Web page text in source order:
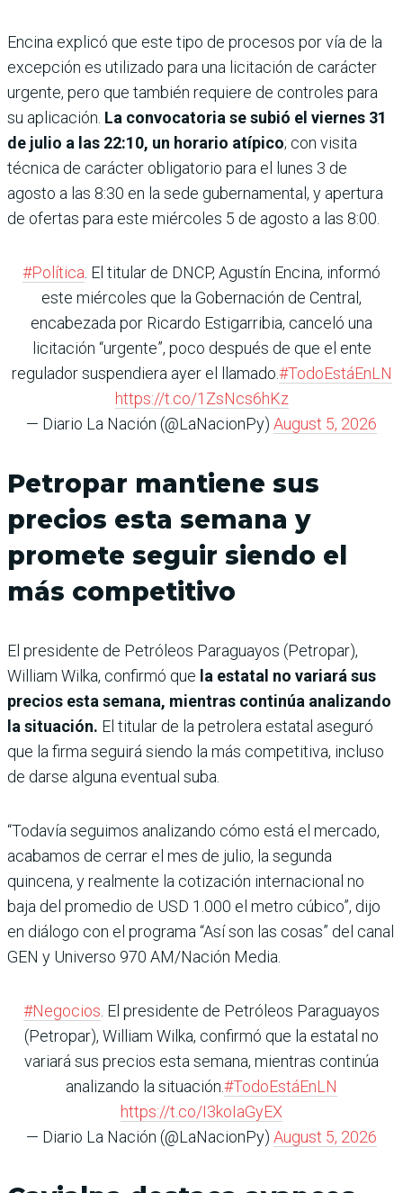
Encina explicó que este tipo de procesos por vía de la
excepción es utilizado para una licitación de carácter
urgente, pero que también requiere de controles para
su aplicación. La convocatoria se subió el viernes 31
de julio a las 22:10, un horario atípico; con visita
técnica de carác­ter obligatorio para el lunes 3 de
agosto a las 8:30 en la sede gubernamental, y apertura
de ofertas para este miérco­les 5 de agosto a las 8:00.
#Política . El titular de DNCP, Agustín Encina, informó
este miércoles que la Gobernación de Central,
encabezada por Ricardo Estigarribia, canceló una
licitación “urgente”, poco después de que el ente
regulador suspendiera ayer el llamado.#TodoEstáEnLN
https://t.co/1ZsNcs6hKz
— Diario La Nación (@LaNacionPy) August 5, 2026
Petropar mantiene sus
precios esta semana y
promete seguir siendo el
más competitivo
El presidente de Petróleos Paraguayos (Petropar),
William Wilka, confirmó que la estatal no variará sus
precios esta semana, mientras continúa analizando
la situación. El titular de la petrolera estatal aseguró
que la firma seguirá siendo la más competitiva, incluso
de darse alguna eventual suba.
“Todavía seguimos analizando cómo está el mercado,
acabamos de cerrar el mes de julio, la segunda
quincena, y realmente la cotización internacional no
baja del promedio de USD 1.000 el metro cúbico”, dijo
en diálogo con el programa “Así son las cosas” del canal
GEN y Universo 970 AM/Nación Media.
#Negocios . El presidente de Petróleos Paraguayos
(Petropar), William Wilka, confirmó que la estatal no
variará sus precios esta semana, mientras continúa
analizando la situación.#TodoEstáEnLN
https://t.co/I3koIaGyEX
— Diario La Nación (@LaNacionPy) August 5, 2026